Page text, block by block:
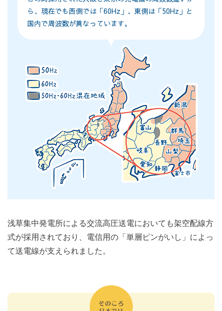
ら、現在でも西側では「60Hz」、東側は「50Hz」と
国内で周波数が異なっています。
浅草集中発電所による交流高圧送電においても架空配線方
式が採用されており、電信用の「単層ピンがいし」によっ
て送電線が支えられました。